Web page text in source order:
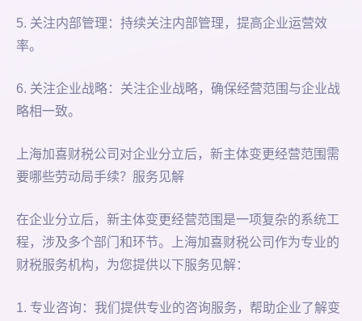
5. 关注内部管理：持续关注内部管理，提高企业运营效
率。
6. 关注企业战略：关注企业战略，确保经营范围与企业战
略相一致。
上海加喜财税公司对企业分立后，新主体变更经营范围需
要哪些劳动局手续？服务见解
在企业分立后，新主体变更经营范围是一项复杂的系统工
程，涉及多个部门和环节。上海加喜财税公司作为专业的
财税服务机构，为您提供以下服务见解：
1. 专业咨询：我们提供专业的咨询服务，帮助企业了解变